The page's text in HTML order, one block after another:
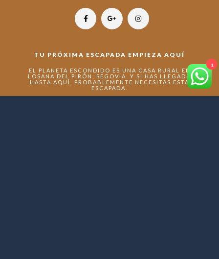
TU PRÓXIMA ESCAPADA EMPIEZA AQUÍ
EL PLANETA ESCONDIDO ES UNA CASA RURAL EN
LOSANA DEL PIRÓN, SEGOVIA. Y SI HAS LLEGADO
HASTA AQUÍ, PROBABLEMENTE NECESITAS ESTA
ESCAPADA.
1